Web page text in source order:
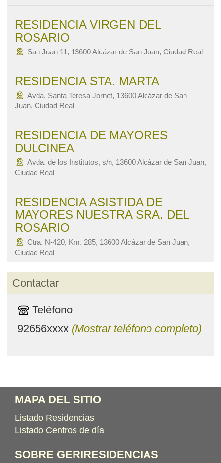
RESIDENCIA VIRGEN DEL
ROSARIO
San Juan 11, 13600 Alcázar de San Juan, Ciudad Real
RESIDENCIA STA. MARTA
Avda. Santa Teresa Jornet, 13600 Alcázar de San
Juan, Ciudad Real
RESIDENCIA DE MAYORES
DULCINEA
Avda. de los Institutos, s/n, 13600 Alcázar de San Juan,
Ciudad Real
RESIDENCIA ASISTIDA DE
MAYORES NUESTRA SRA. DEL
ROSARIO
Ctra. N-420, Km. 285, 13600 Alcázar de San Juan,
Ciudad Real
Contactar
Teléfono
92656xxxx (Mostrar teléfono completo)
MAPA DEL SITIO
Listado Residencias
Listado Centros de día
SOBRE GERIRESIDENCIAS